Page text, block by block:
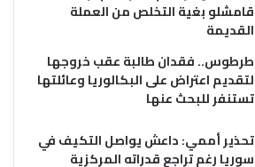
قامشلو بغية التخلص من العملة
القديمة
طرطوس.. فقدان طالبة عقب خروجها
لتقديم اعتراض على البكالوريا وعائلتها
تستنفر للبحث عنها
تحذير أممي: داعش يواصل التكيف في
سوريا رغم تراجع قدراته المركزية